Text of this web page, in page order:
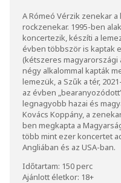
A Rómeó Vérzik zenekar
rockzenekar. 1995-ben
koncertezik, készíti a
évben többször is kaptak
(kétszeres magyarországi
négy alkalommal kapták
lemezük, a Szűk a tér,
az évben
legnagyobb hazai és
Kovács Koppány, a
ben megkapta a
több mint ezer koncertet
Angliában és az USA-ban.
Időtartam: 150 perc
Ajánlott életkor: 18+